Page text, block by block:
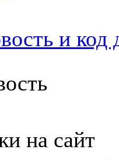
и код
на сайт